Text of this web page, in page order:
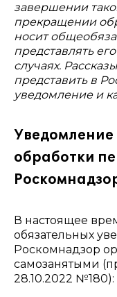
завершении
прекращении
носит
представлять
случаях.
представить в
уведомление и
обработки
В настоящее
обязательных
Роскомнадзор
самозанятыми
28.10.2022 №180):